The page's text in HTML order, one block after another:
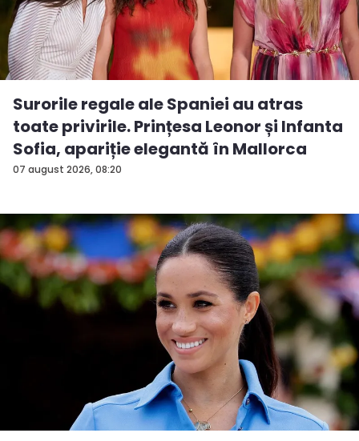
07 august 2026, 08:20
Surorile regale ale Spaniei au atras
toate privirile. Prințesa Leonor și Infanta
Sofia, apariție elegantă în Mallorca